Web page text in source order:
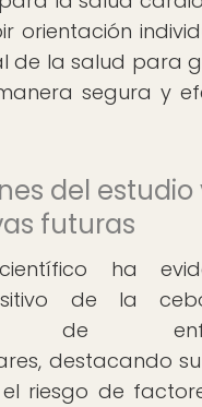
orientación
de la salud para
segura y
del estudio
futuras
ha
de la
de
destacando
riesgo de